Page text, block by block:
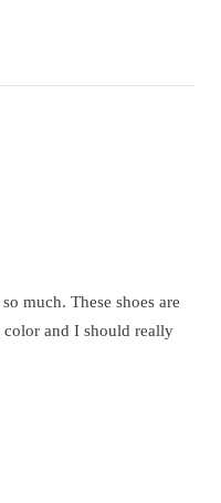
much. These shoes are
and I should really